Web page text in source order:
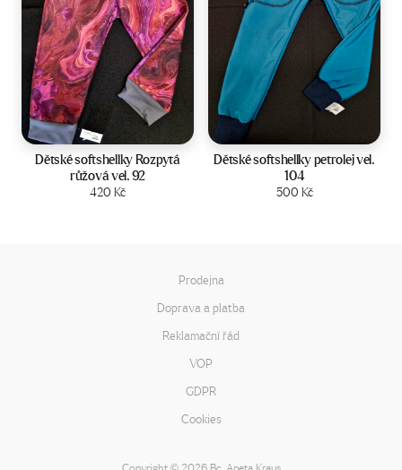
Velikost:92
Dětské softshellky Rozpytá
růžová vel. 92
420 Kč
Zobrazit produkt
Dětské softshellky petrolej vel.
104
500 Kč
Zobrazit produkt
Prodejna
Doprava a platba
Reklamační řád
VOP
GDPR
Cookies